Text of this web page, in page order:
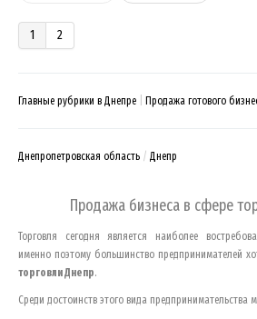
1 2
Главные рубрики в Днепре Продажа готового
Днепропетровская область Днепр
Продажа бизнеса в сфере
Торговля сегодня является наиболее
именно поэтому большинство предпринимателей
торговлиДнепр.
Среди достоинств этого вида